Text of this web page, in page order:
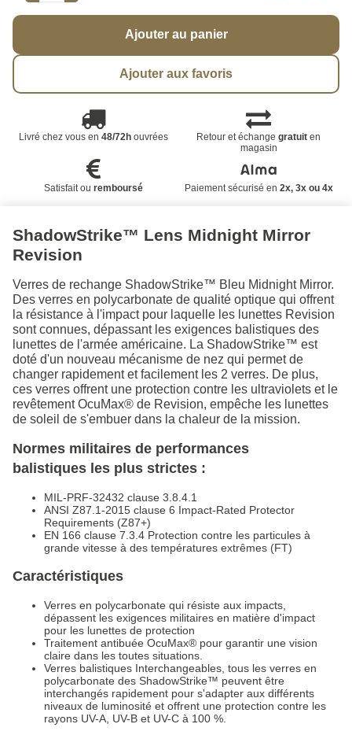
Ajouter au panier
Ajouter aux favoris
Livré chez vous en 48/72houvrées Retour et échangegratuit en
magasin
Satisfait ou remboursé Paiement sécurisé en 2x, 3x ou 4x
ShadowStrike™ Lens Midnight Mirror
Revision
Verres de rechange ShadowStrike™ Bleu Midnight Mirror.
Des verres en polycarbonate de qualité optique qui offrent
la résistance à l'impact pour laquelle les lunettes Revision
sont connues, dépassant les exigences balistiques des
lunettes de l'armée américaine. La ShadowStrike™ est
doté d'un nouveau mécanisme de nez qui permet de
changer rapidement et facilement les 2 verres. De plus,
ces verres offrent une protection contre les ultraviolets et le
revêtement OcuMax® de Revision, empêche les lunettes
de soleil de s'embuer dans la chaleur de la mission.
Normes militaires de performances
balistiques les plus strictes :
MIL-PRF-32432 clause 3.8.4.1
ANSI Z87.1-2015 clause 6 Impact-Rated Protector
Requirements (Z87+)
EN 166 clause 7.3.4 Protection contre les particules à
grande vitesse à des températures extrêmes (FT)
Caractéristiques
Verres en polycarbonate qui résiste aux impacts,
dépassent les exigences militaires en matière d'impact
pour les lunettes de protection
Traitement antibuée OcuMax® pour garantir une vision
claire dans les toutes situations.
Verres balistiques Interchangeables, tous les verres en
polycarbonate des ShadowStrike™ peuvent être
interchangés rapidement pour s'adapter aux différents
niveaux de luminosité et offrent une protection contre les
rayons UV-A, UV-B et UV-C à 100 %.